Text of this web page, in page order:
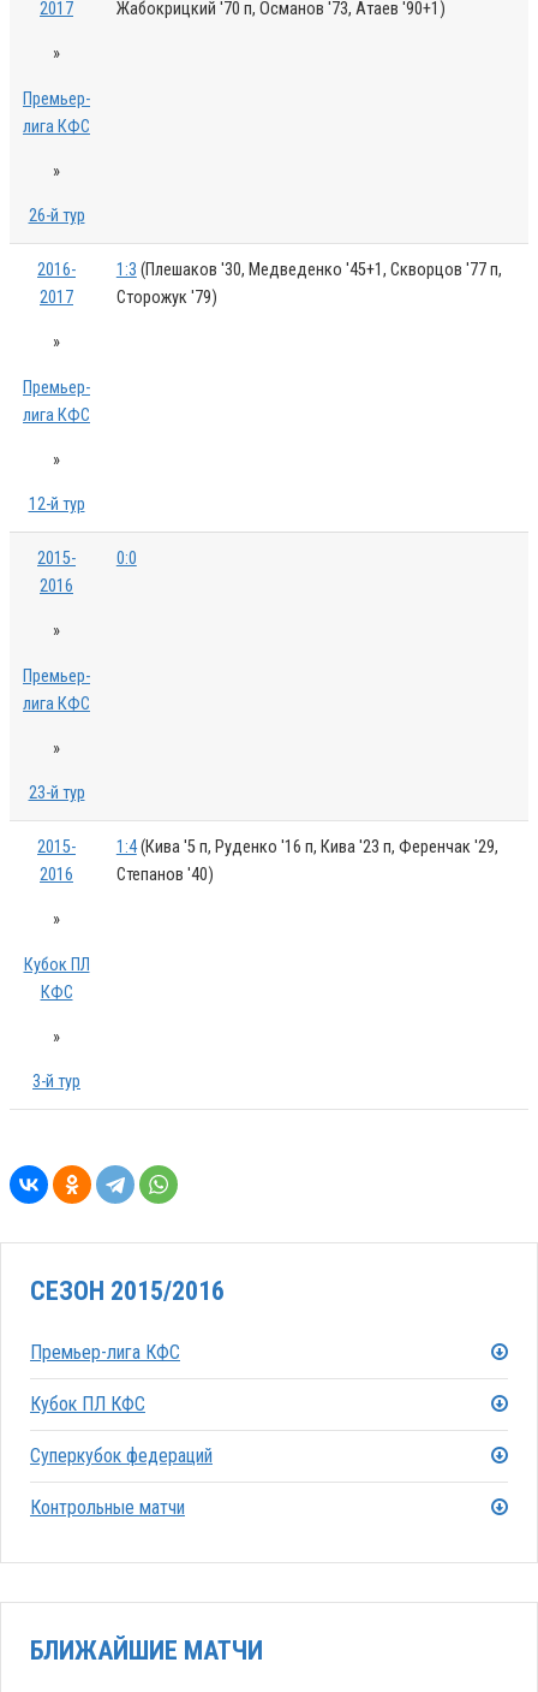
2017
»
Премьер-
лига КФС
»
26-й тур
Жабокрицкий '70 п, Османов '73, Атаев '90+1)
2016-
2017
»
Премьер-
лига КФС
»
12-й тур
1:3 (Плешаков '30, Медведенко '45+1, Скворцов '77 п,
Сторожук '79)
2015-
2016
»
Премьер-
лига КФС
»
23-й тур
0:0
2015-
2016
»
Кубок ПЛ
КФС
»
3-й тур
1:4(Кива '5 п, Руденко '16 п, Кива '23 п, Ференчак '29,
Степанов '40)
СЕЗОН 2015/2016
Премьер-лига КФС
Кубок ПЛ КФС
Суперкубок федераций
Контрольные матчи
БЛИЖАЙШИЕ МАТЧИ